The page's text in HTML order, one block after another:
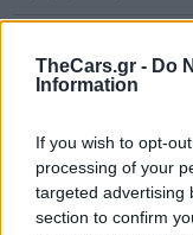
TheCars.gr - Do
Information
If you wish to opt-
processing of your
targeted advertising
section to confirm
Hyundai